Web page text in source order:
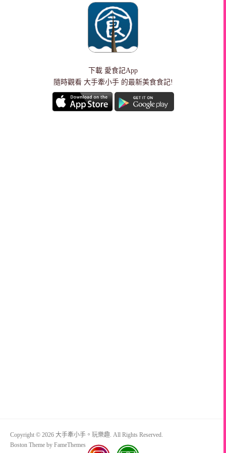
下載 愛食記App
隨時觀看 大手牽小手 的最新美食食記!
Copyright © 2026 大手牽小手。玩樂趣. All Rights Reserved.
Boston Theme by FameThemes